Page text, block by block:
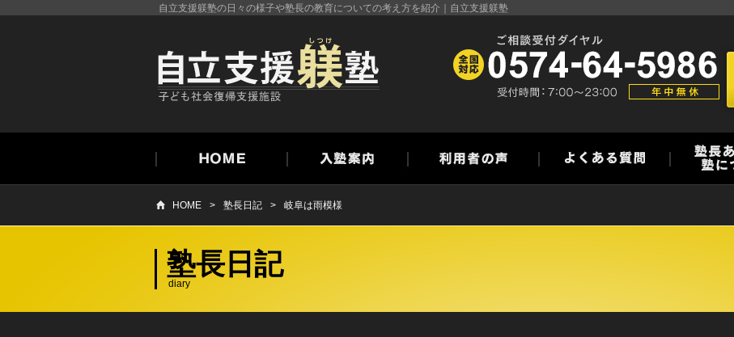
自立支援躾塾の日々の様子や塾長の教育についての考え方を紹介｜自立支援躾塾
HOME 塾長日記 岐阜は雨模様
塾長日記
diary